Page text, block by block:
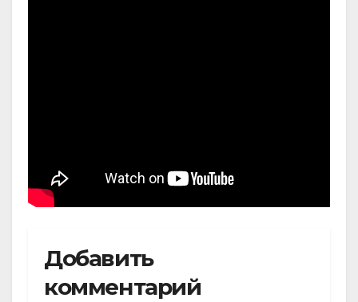
Добавить
комментарий